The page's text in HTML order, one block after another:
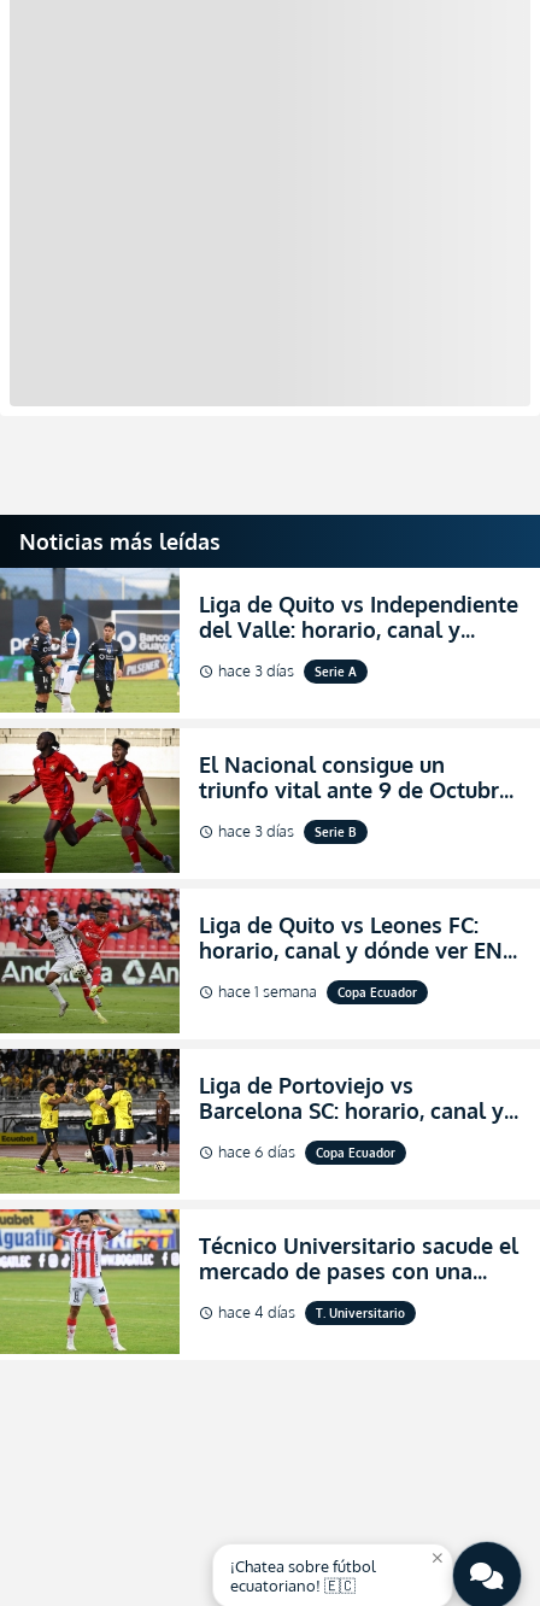
Noticias más leídas
Liga de Quito vs Independiente
del Valle: horario, canal y
dónde ver EN VIVO el
partidazo por la fecha 24 de la
schedule hace 3 días Serie A
El Nacional consigue un
triunfo vital ante 9 de Octubre
para encender la fe en la
salvación
schedule hace 3 días Serie B
Liga de Quito vs Leones FC:
horario, canal y dónde ver EN
VIVO los octavos de final de la
Copa Ecuador 2026
schedule hace 1 semana Copa Ecuador
Liga de Portoviejo vs
Barcelona SC: horario, canal y
dónde ver EN VIVO los octavos
de final de la Copa Ecuador
schedule hace 6 días Copa Ecuador
Técnico Universitario sacude el
mercado de pases con una
verdadera revolución para
asegurar la permanencia
schedule hace 4 días T. Universitario
close
¡Chatea sobre fútbol
ecuatoriano! 🇪🇨